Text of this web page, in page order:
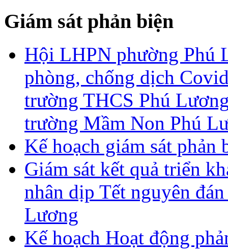
Giám sát phản biện
Hội LHPN phường Phú
phòng, chống dịch
trường THCS Phú
trường Mầm Non Phú
Kế hoạch giám sát phản
Giám sát kết quả triển
nhân dịp Tết nguyên
Lương
Kế hoạch Hoạt động